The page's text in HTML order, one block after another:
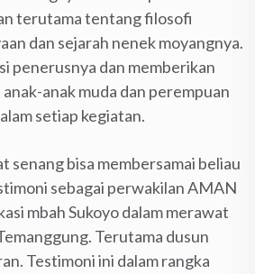
terutama tentang filosofi
dan sejarah nenek moyangnya.
penerusnya dan memberikan
anak muda dan perempuan
setiap kegiatan.
senang bisa membersamai beliau
sebagai perwakilan AMAN
mbah Sukoyo dalam merawat
Terutama dusun
Testimoni ini dalam rangka